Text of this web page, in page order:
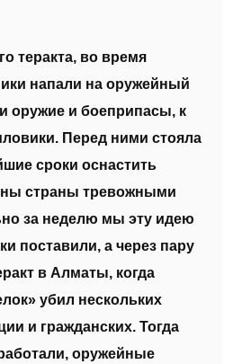
теракта, во время
напали на оружейный
оружие и боеприпасы, к
Перед ними стояла
сроки оснастить
страны тревожными
за неделю мы эту идею
поставили, а через пару
в Алматы, когда
убил нескольких
и гражданских. Тогда
оружейные